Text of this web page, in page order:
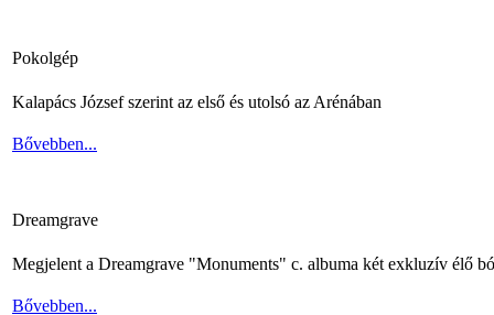
Pokolgép
Kalapács József szerint az első és utolsó az Arénában
Bővebben...
Dreamgrave
Megjelent a Dreamgrave "Monuments" c. albuma két exkluzív élő
Bővebben...